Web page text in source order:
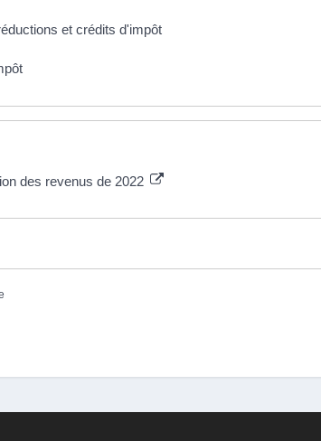
et crédits d'impôt
des revenus de 2022